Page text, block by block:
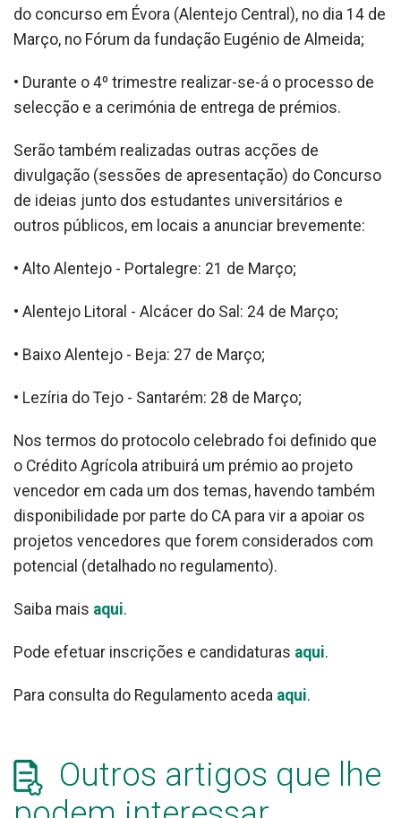
do concurso em Évora (Alentejo Central), no dia 14 de
Março, no Fórum da fundação Eugénio de Almeida;
• Durante o 4º trimestre realizar-se-á o processo de
selecção e a cerimónia de entrega de prémios.
Serão também realizadas outras acções de
divulgação (sessões de apresentação) do Concurso
de ideias junto dos estudantes universitários e
outros públicos, em locais a anunciar brevemente:
• Alto Alentejo - Portalegre: 21 de Março;
• Alentejo Litoral - Alcácer do Sal: 24 de Março;
• Baixo Alentejo - Beja: 27 de Março;
• Lezíria do Tejo - Santarém: 28 de Março;
Nos termos do protocolo celebrado foi definido que
o Crédito Agrícola atribuirá um prémio ao projeto
vencedor em cada um dos temas, havendo também
disponibilidade por parte do CA para vir a apoiar os
projetos vencedores que forem considerados com
potencial (detalhado no regulamento).
Saiba mais aqui.
Pode efetuar inscrições e candidaturas aqui.
Para consulta do Regulamento aceda aqui.
Outros artigos que lhe